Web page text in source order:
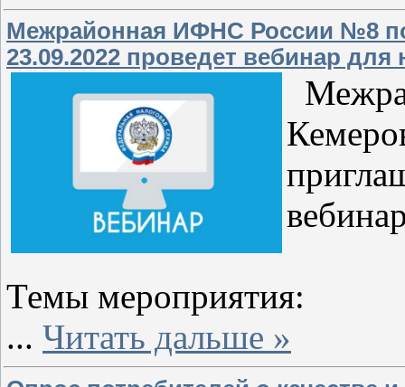
Межрайонная ИФНС России №8 по
23.09.2022 проведет вебинар
Темы мероприятия:
... Читать дальше »